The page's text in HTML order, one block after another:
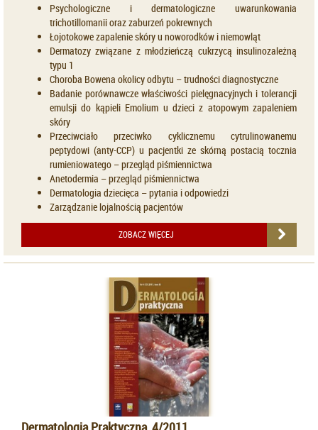
Psychologiczne i dermatologiczne uwarunkowania
trichotillomanii oraz zaburzeń pokrewnych
Łojotokowe zapalenie skóry u noworodków i niemowląt
Dermatozy związane z młodzieńczą cukrzycą insulinozależną
typu 1
Choroba Bowena okolicy odbytu – trudności diagnostyczne
Badanie porównawcze właściwości pielęgnacyjnych i tolerancji
emulsji do kąpieli Emolium u dzieci z atopowym zapaleniem
skóry
Przeciwciało przeciwko cyklicznemu cytrulinowanemu
peptydowi (anty-CCP) u pacjentki ze skórną postacią tocznia
rumieniowatego – przegląd piśmiennictwa
Anetodermia – przegląd piśmiennictwa
Dermatologia dziecięca – pytania i odpowiedzi
Zarządzanie lojalnością pacjentów
ZOBACZ WIĘCEJ